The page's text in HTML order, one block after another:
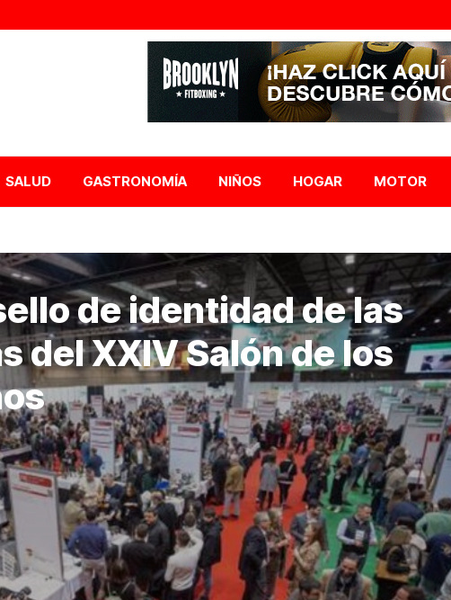
SALUD GASTRONOMÍA NIÑOS HOGAR MOTOR
de identidad de las
del XXIV Salón de los